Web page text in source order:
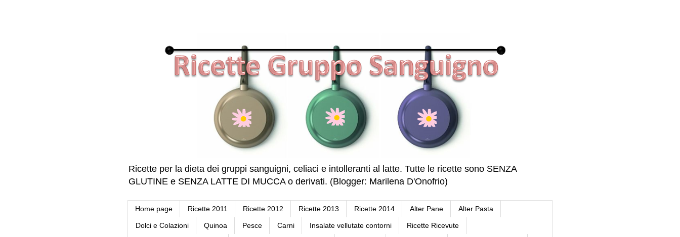
Ricette per la dieta dei gruppi sanguigni, celiaci e intolleranti al latte. Tutte le ricette sono SENZA
GLUTINE e SENZA LATTE DI MUCCA o derivati. (Blogger: Marilena D'Onofrio)
Home page Ricette 2011 Ricette 2012 Ricette 2013 Ricette 2014 Alter Pane Alter Pasta
Dolci e Colazioni Quinoa Pesce Carni Insalate vellutate contorni Ricette Ricevute